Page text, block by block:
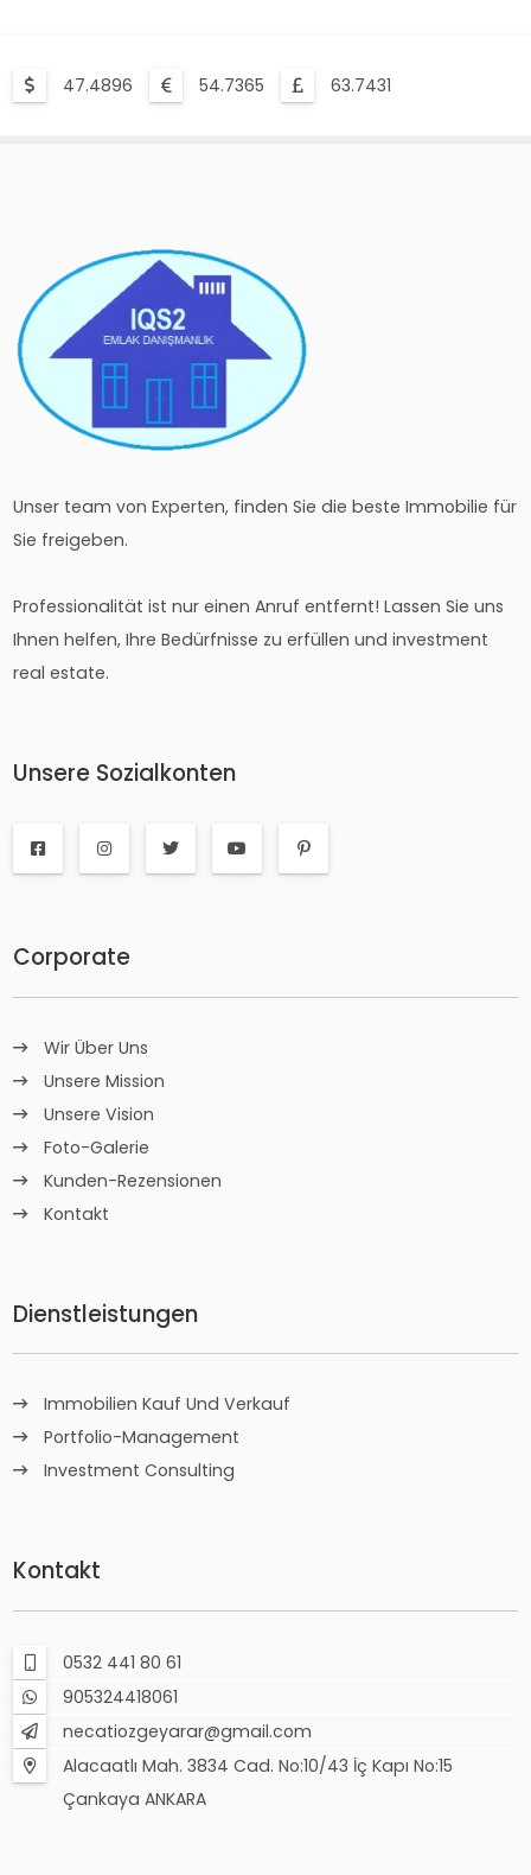
47.4896 54.7365 63.7431
Unser team von Experten, finden Sie die beste Immobilie für
Sie freigeben.
Professionalität ist nur einen Anruf entfernt! Lassen Sie uns
Ihnen helfen, Ihre Bedürfnisse zu erfüllen und investment
real estate.
Unsere Sozialkonten
Corporate
Wir Über Uns
Unsere Mission
Unsere Vision
Foto-Galerie
Kunden-Rezensionen
Kontakt
Dienstleistungen
Immobilien Kauf Und Verkauf
Portfolio-Management
Investment Consulting
Kontakt
0532 441 80 61
905324418061
necatiozgeyarar@gmail.com
Alacaatlı Mah. 3834 Cad. No:10/43 İç Kapı No:15
Çankaya ANKARA